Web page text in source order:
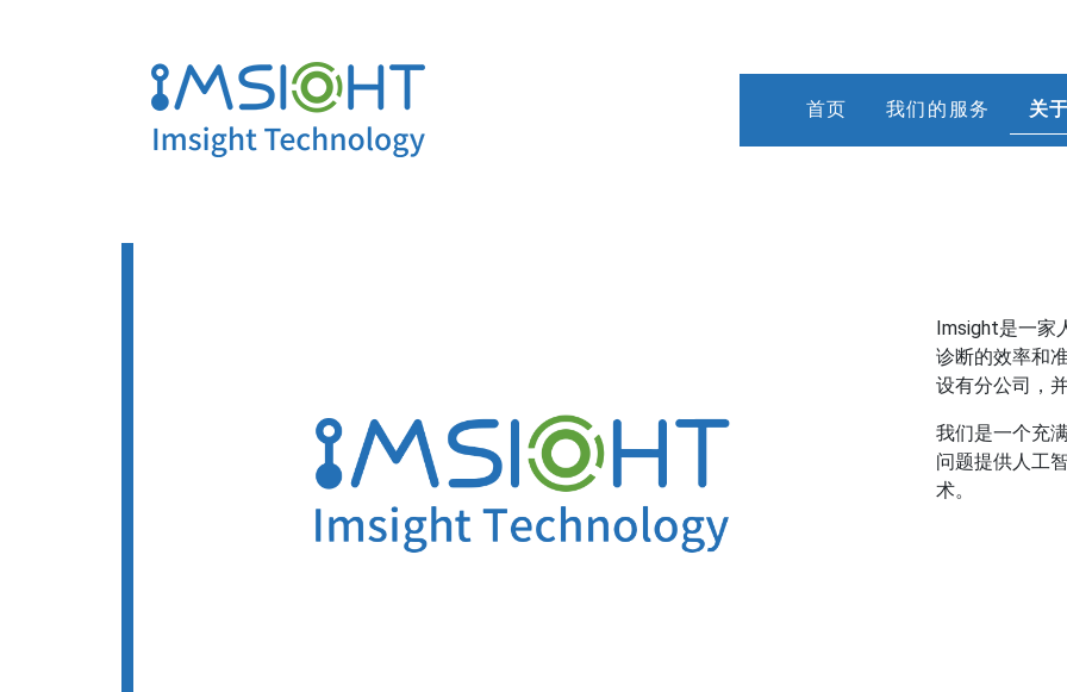
首页 我们的服务 关
Imsight是一家
诊断的效率和
设有分公司，
我们是一个充
问题提供人工
术。